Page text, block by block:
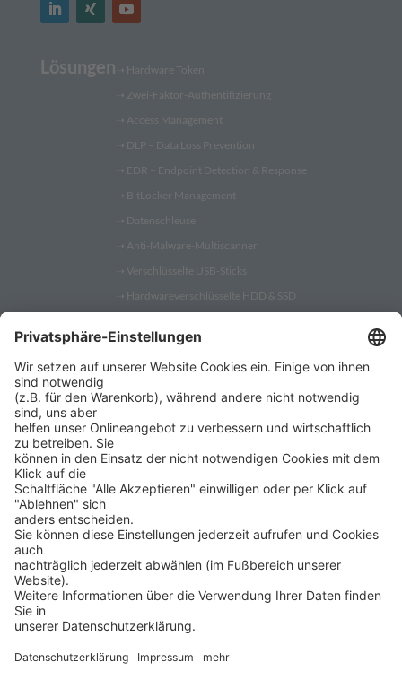
Lösungen ➝ Hardware Token
➝ Zwei-Faktor-Authentifizierung
➝ Access Management
➝ DLP – Data Loss Prevention
➝ EDR – Endpoint Detection & Response
➝ BitLocker Management
➝ Datenschleuse
➝ Anti-Malware-Multiscanner
➝ Verschlüsselte USB-Sticks
➝ Hardwareverschlüsselte HDD & SSD
Shop ➝Security Token
➝YubiKey
➝Gatekeeper
➝ YubiKey 5
➝YubiKey Bio
➝ SafeToGo USB 3.1 Stick
➝Verschlüsselte USB-Sticks
➝Verschlüsselte Festplatten
➝Remote IT-Service Software
➝Security Software Lösungen